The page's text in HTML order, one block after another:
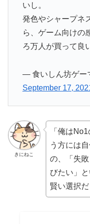
いし。
発色やシャープネ
ら、ゲーム向けの
ろ万人が買って良
— 食いしん坊ゲー
September 17,
きにねこ
「俺は
う方には
の、「失
びたい」
賢い選択だ